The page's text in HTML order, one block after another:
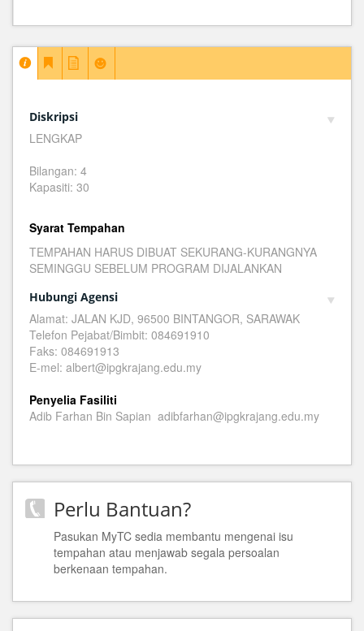
Diskripsi
LENGKAP
Bilangan: 4
Kapasiti: 30
Syarat Tempahan
TEMPAHAN HARUS DIBUAT SEKURANG-KURANGNYA
SEMINGGU SEBELUM PROGRAM DIJALANKAN
Hubungi Agensi
Alamat: JALAN KJD, 96500 BINTANGOR, SARAWAK
Telefon Pejabat/Bimbit: 084691910
Faks: 084691913
E-mel: albert@ipgkrajang.edu.my
Penyelia Fasiliti
Adib Farhan Bin Sapian adibfarhan@ipgkrajang.edu.my
Perlu Bantuan?
Pasukan MyTC sedia membantu mengenai isu
tempahan atau menjawab segala persoalan
berkenaan tempahan.